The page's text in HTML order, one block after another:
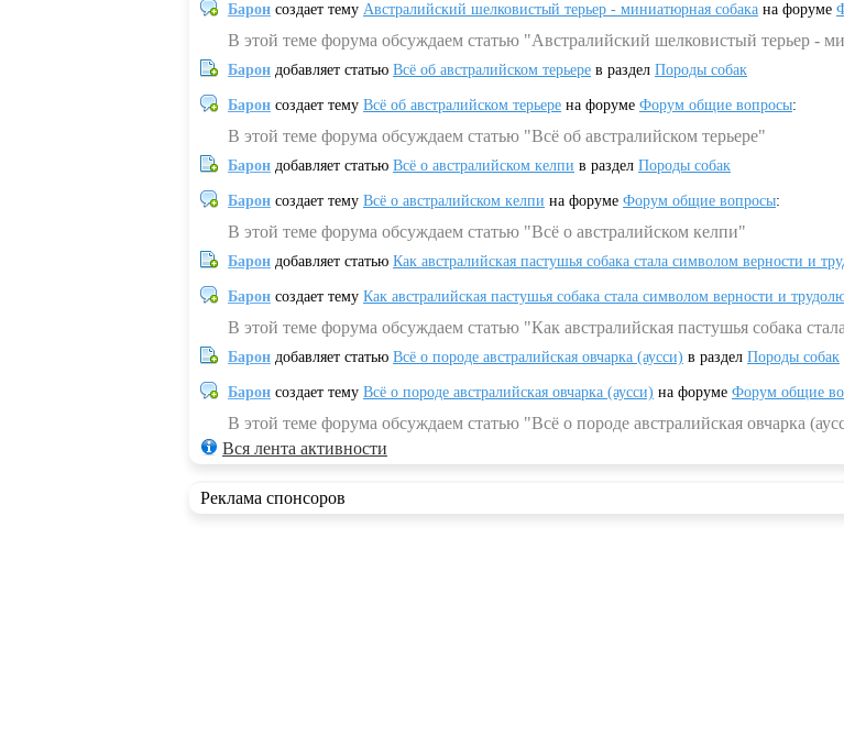
Барон создает тему Австралийский шелковистый терьер - миниатюрная собака на форуме
В этой теме форума обсуждаем статью "Австралийский шелковистый терьер -
Барон добавляет статью Всё об австралийском терьере в раздел Породы собак
Барон создает тему Всё об австралийском терьере на форуме Форум общие вопросы:
В этой теме форума обсуждаем статью "Всё об австралийском терьере"
Барон добавляет статью Всё о австралийском келпи в раздел Породы собак
Барон создает тему Всё о австралийском келпи на форуме Форум общие вопросы:
В этой теме форума обсуждаем статью "Всё о австралийском келпи"
Барон добавляет статью Как австралийская пастушья собака стала символом верности и
Барон создает тему Как австралийская пастушья собака стала символом верности и
В этой теме форума обсуждаем статью "Как австралийская пастушья собака
Барон добавляет статью Всё о породе австралийская овчарка (аусси) в раздел Породы собак
Барон создает тему Всё о породе австралийская овчарка (аусси) на форуме Форум общие
В этой теме форума обсуждаем статью "Всё о породе австралийская овчарка
Вся лента активности
Реклама спонсоров